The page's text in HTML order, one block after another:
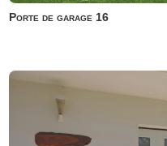
Porte de garage 16